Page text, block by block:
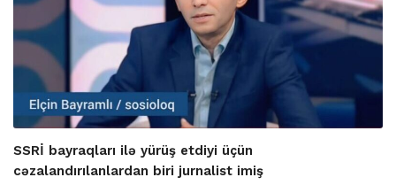
SSRİ bayraqları ilə yürüş etdiyi üçün
cəzalandırılanlardan biri jurnalist imiş